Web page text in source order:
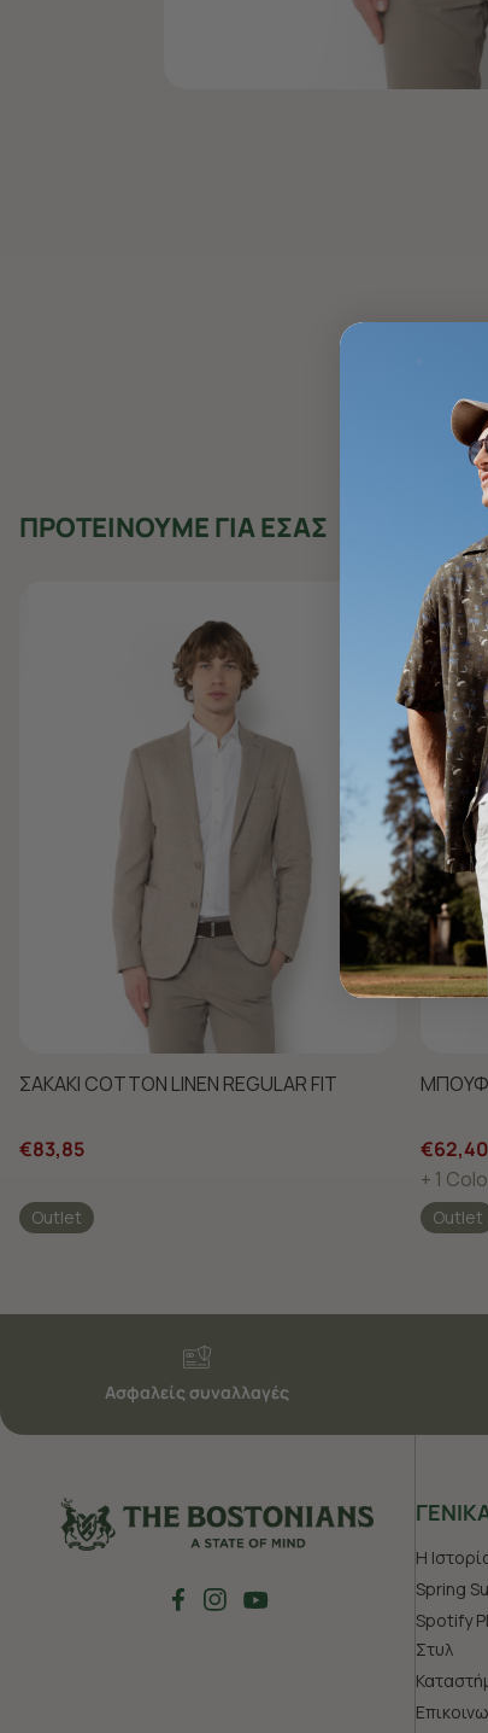
ΠΡΟΤΕΙΝΟΥΜΕ ΓΙΑ ΕΣΑΣ
ΣΑΚΑΚΙ COTTON LINEN REGULAR FIT
€83,85
Outlet
€62,40
+ 1
Outlet
Ασφαλείς συναλλαγές
Η
Spring
Spotify
Στυλ